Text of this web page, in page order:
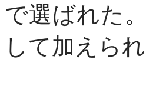
で選ばれた
して加えられ